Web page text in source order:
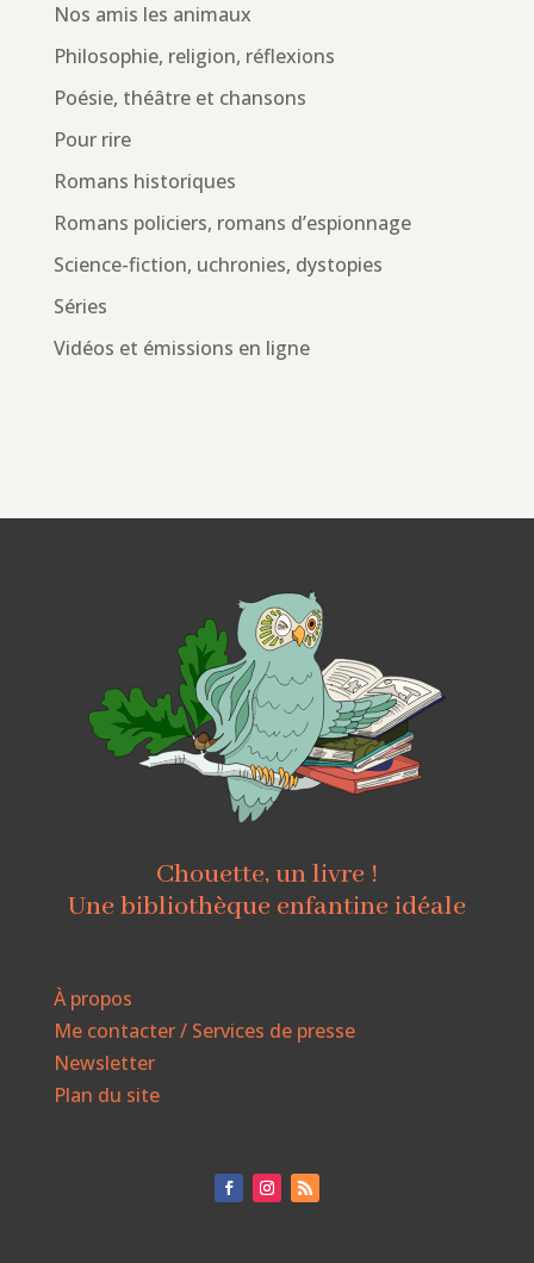
Nos amis les animaux
Philosophie, religion, réflexions
Poésie, théâtre et chansons
Pour rire
Romans historiques
Romans policiers, romans d’espionnage
Science-fiction, uchronies, dystopies
Séries
Vidéos et émissions en ligne
Chouette, un livre !
Une bibliothèque enfantine idéale
À propos
Me contacter / Services de presse
Newsletter
Plan du site